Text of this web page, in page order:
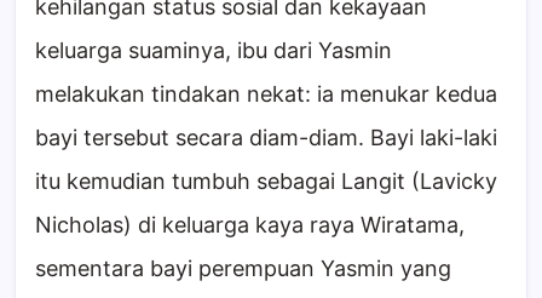
kehilangan status sosial dan kekayaan
keluarga suaminya, ibu dari Yasmin
melakukan tindakan nekat: ia menukar kedua
bayi tersebut secara diam-diam. Bayi laki-laki
itu kemudian tumbuh sebagai Langit (Lavicky
Nicholas) di keluarga kaya raya Wiratama,
sementara bayi perempuan Yasmin yang